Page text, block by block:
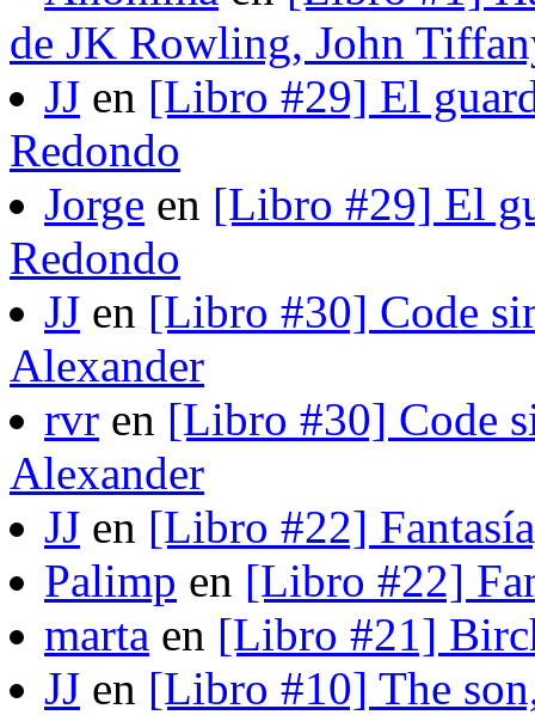
de JK Rowling, John
JJ en [Libro #29] El
Redondo
Jorge en [Libro #29] El
Redondo
JJ en [Libro #30] Code
Alexander
rvr en [Libro #30] Code
Alexander
JJ en [Libro #22]
Palimp en [Libro #22]
marta en [Libro #21]
JJ en [Libro #10] The